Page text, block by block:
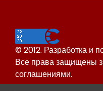
© 2012. Разработка и
Все права защищены
соглашениями.